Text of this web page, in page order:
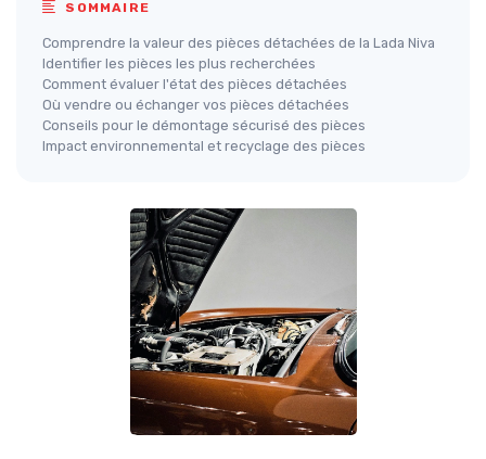
SOMMAIRE
Comprendre la valeur des pièces détachées de la Lada Niva
Identifier les pièces les plus recherchées
Comment évaluer l'état des pièces détachées
Où vendre ou échanger vos pièces détachées
Conseils pour le démontage sécurisé des pièces
Impact environnemental et recyclage des pièces